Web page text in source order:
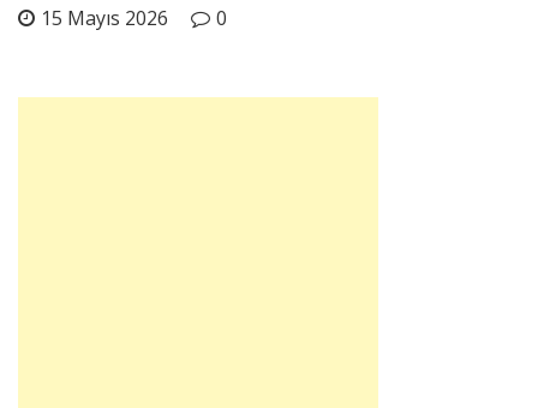
15 Mayıs 2026 0